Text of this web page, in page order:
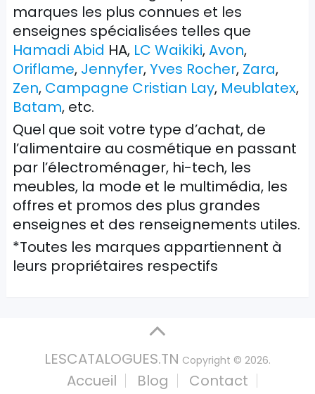
marques les plus connues et les
enseignes spécialisées telles que
Hamadi Abid HA, LC Waikiki,Avon,
Oriflame, Jennyfer,Yves Rocher, Zara,
Zen, Campagne Cristian Lay, Meublatex,
Batam, etc.
Quel que soit votre type d’achat, de
l’alimentaire au cosmétique en passant
par l’électroménager, hi-tech, les
meubles, la mode et le multimédia, les
offres et promos des plus grandes
enseignes et des renseignements utiles.
*Toutes les marques appartiennent à
leurs propriétaires respectifs
LESCATALOGUES.TN Copyright © 2026.
Accueil Blog
Contact